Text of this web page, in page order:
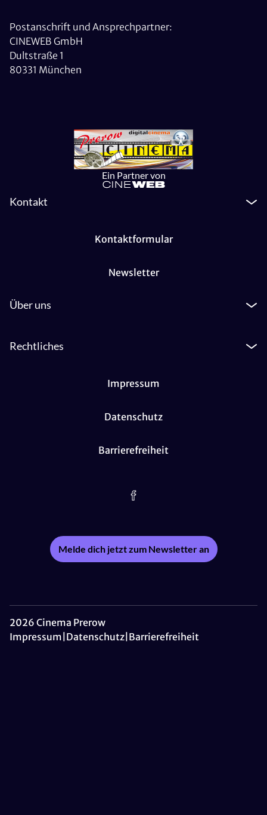
Postanschrift und Ansprechpartner:
CINEWEB GmbH
Dultstraße 1
80331 München
Ein Partner von
Kontakt
Kontaktformular
Newsletter
Über uns
Rechtliches
Impressum
Datenschutz
Barrierefreiheit
Melde dich jetzt zum Newsletter an
2026 Cinema Prerow
Impressum Datenschutz Barrierefreiheit